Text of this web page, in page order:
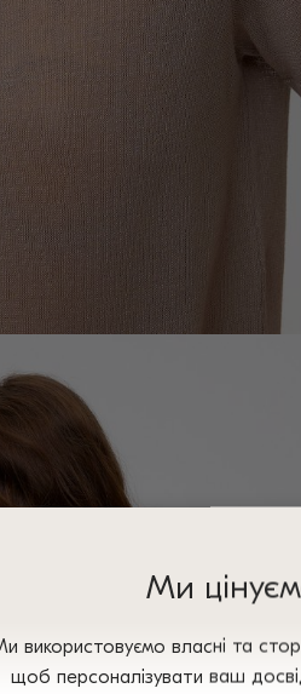
Ми
використовуємо власні та
щоб персоналізувати ваш